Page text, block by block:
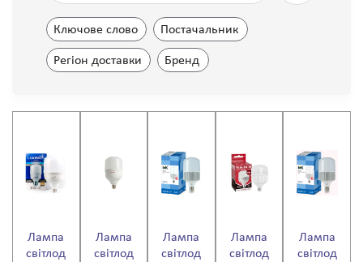
Ключове слово Постачальник
Регіон доставки Бренд
Лампа
світлод
Лампа
світлод
Лампа
світлод
Лампа
світлод
Лампа
світлод